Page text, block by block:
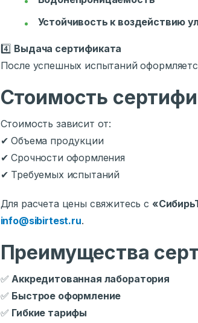
Устойчивость к воздействию
4️⃣ Выдача сертификата
После успешных испытаний
Стоимость
Стоимость зависит от:
✔ Объема продукции
✔ Срочности оформления
✔ Требуемых испытаний
Для расчета цены свяжитесь с
info@sibirtest.ru.
Преимущества
✅Аккредитованная лаборатория
✅ Быстрое оформление
✅ Гибкие тарифы